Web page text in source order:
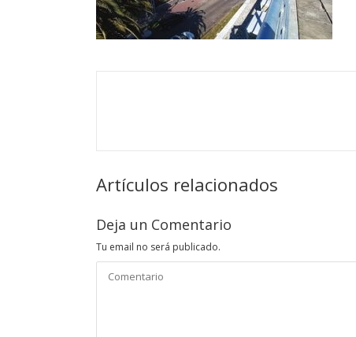
Artículos relacionados
Deja un Comentario
Tu email no será publicado.